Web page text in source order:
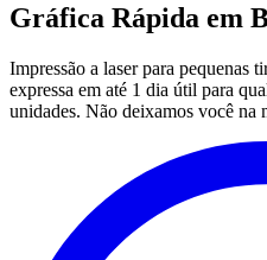
Gráfica Rápida em
Impressão a laser para pequenas
expressa em até 1 dia útil para
unidades. Não deixamos você na